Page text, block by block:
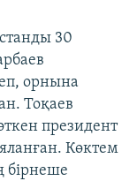
30
орнына
Тоқаев
президент
Көктем
бірнеше